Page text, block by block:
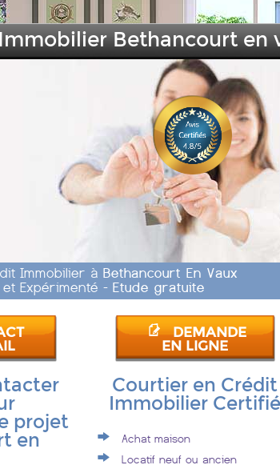
Bethancourt en
Immobilier àBethancourt En Vaux
et Expérimenté -Etude gratuite
DEMANDE
EN LIGNE
projet
en
Courtier en Crédit
Immobilier Certifié
Achat maison
Locatif neuf ou ancien
150